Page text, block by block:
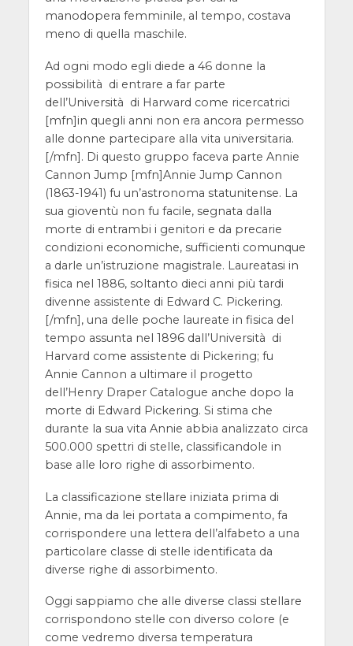
manodopera femminile, al tempo, costava
meno di quella maschile.
Ad ogni modo egli diede a 46 donne la
possibilità di entrare a far parte
dell’Università di Harward come ricercatrici
[mfn]in quegli anni non era ancora permesso
alle donne partecipare alla vita universitaria.
[/mfn]. Di questo gruppo faceva parte Annie
Cannon Jump [mfn]Annie Jump Cannon
(1863-1941) fu un’astronoma statunitense. La
sua gioventù non fu facile, segnata dalla
morte di entrambi i genitori e da precarie
condizioni economiche, sufficienti comunque
a darle un’istruzione magistrale. Laureatasi in
fisica nel 1886, soltanto dieci anni più tardi
divenne assistente di Edward C. Pickering.
[/mfn], una delle poche laureate in fisica del
tempo assunta nel 1896 dall’Università di
Harvard come assistente di Pickering; fu
Annie Cannon a ultimare il progetto
dell’Henry Draper Catalogue anche dopo la
morte di Edward Pickering. Si stima che
durante la sua vita Annie abbia analizzato circa
500.000 spettri di stelle, classificandole in
base alle loro righe di assorbimento.
La classificazione stellare iniziata prima di
Annie, ma da lei portata a compimento, fa
corrispondere una lettera dell’alfabeto a una
particolare classe di stelle identificata da
diverse righe di assorbimento.
Oggi sappiamo che alle diverse classi stellare
corrispondono stelle con diverso colore (e
come vedremo diversa temperatura